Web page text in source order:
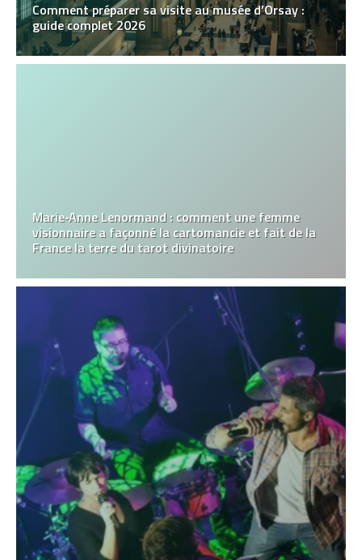
Comment préparer sa visite au musée d’Orsay :
guide complet 2026
Marie‑Anne Lenormand : comment une femme
visionnaire a façonné la cartomancie et fait de la
France la terre du tarot divinatoire